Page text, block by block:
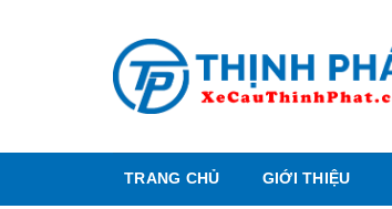
TRANG CHỦ GIỚI THIỆU